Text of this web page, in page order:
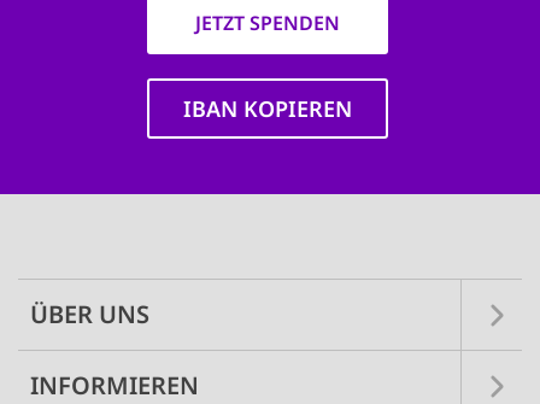
JETZT SPENDEN
IBAN KOPIEREN
ÜBER UNS
INFORMIEREN